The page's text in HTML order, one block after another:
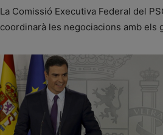
La Comissió Executiva Federal del
coordinarà les negociacions amb els